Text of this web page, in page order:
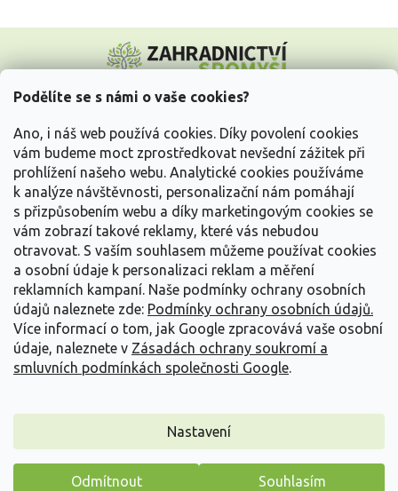
Podělíte se s námi o vaše cookies?
Ano, i náš web používá cookies. Díky povolení cookies
vám budeme moct zprostředkovat nevšední zážitek při
prohlížení našeho webu. Analytické cookies používáme
k analýze návštěvnosti, personalizační nám pomáhají
s přizpůsobením webu a díky marketingovým cookies se
vám zobrazí takové reklamy, které vás nebudou
otravovat. S vaším souhlasem můžeme používat cookies
a osobní údaje k personalizaci reklam a měření
reklamních kampaní. Naše podmínky ochrany osobních
údajů naleznete zde: Podmínky ochrany osobních údajů.
Více informací o tom, jak Google zpracovává vaše osobní
údaje, naleznete v Zásadách ochrany soukromí a
smluvních podmínkách společnosti Google.
Nastavení
Odmítnout Souhlasím
p
Vše o nákupu
Informace pro Vás
Kontakujte nás
Vytvořil Shoptet
Copyright 2026Zahradnictví Spomyšl. Všechna práva